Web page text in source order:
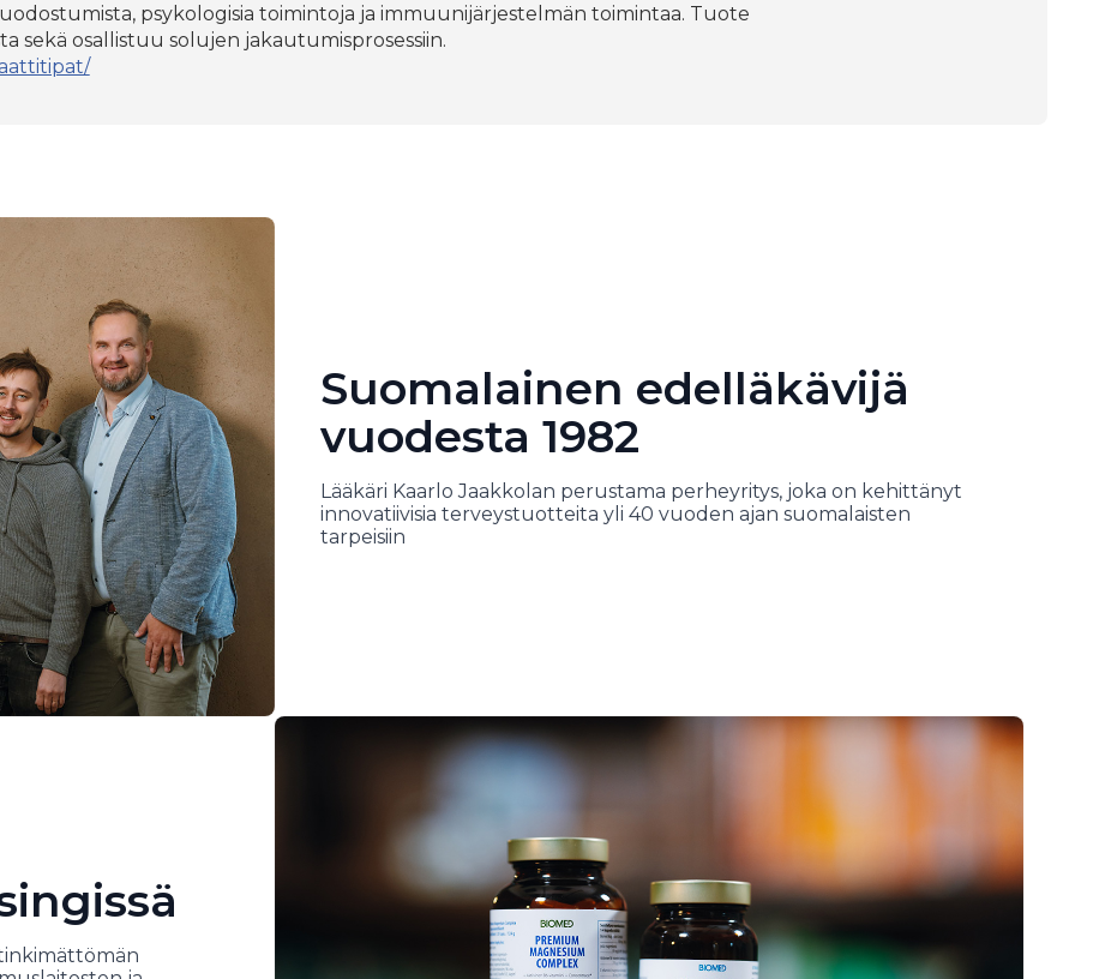
psykologisia toimintoja ja immuunijärjestelmän toimintaa. Tuote
sekä osallistuu solujen jakautumisprosessiin.
Suomalainen edelläkävijä
vuodesta 1982
Lääkäri Kaarlo Jaakkolan perustama perheyritys, joka on kehittänyt
innovatiivisia terveystuotteita yli 40 vuoden ajan suomalaisten
tarpeisiin